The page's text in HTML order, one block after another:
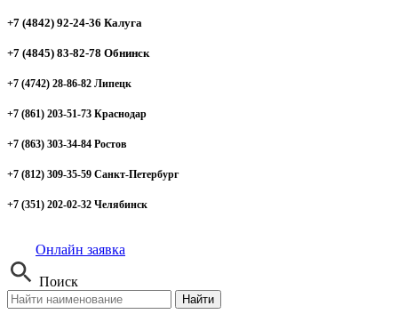
+7 (4842) 92-24-36 Калуга
+7 (4845) 83-82-78 Обнинск
+7 (4742) 28-86-82 Липецк
+7 (861) 203-51-73 Краснодар
+7 (863) 303-34-84 Ростов
+7 (812) 309-35-59 Санкт-Петербург
+7 (351) 202-02-32 Челябинск
Онлайн заявка
Поиск
Найти